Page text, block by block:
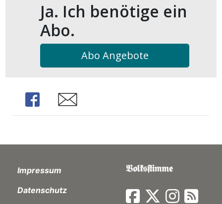
Ja. Ich benötige ein
Abo.
Abo Angebote
Share Share
Impressum
Datenschutz